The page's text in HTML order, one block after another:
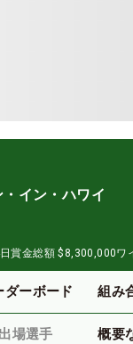
イン・ハワイ
賞金総額 $8,300,000ワ
ダーボード 組み
出場選手 概要